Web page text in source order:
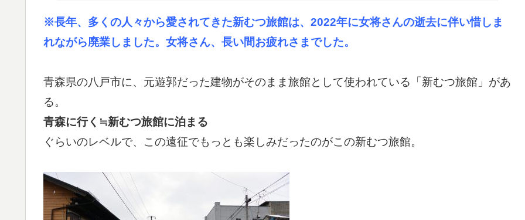
※長年、多くの人々から愛されてきた新むつ旅館は、2022年に女将さんの逝去に伴い惜しま
れながら廃業しました。女将さん、長い間お疲れさまでした。
青森県の八戸市に、元遊郭だった建物がそのまま旅館として使われている「新むつ旅館」があ
る。
青森に行く≒新むつ旅館に泊まる
ぐらいのレベルで、この遠征でもっとも楽しみだったのがこの新むつ旅館。